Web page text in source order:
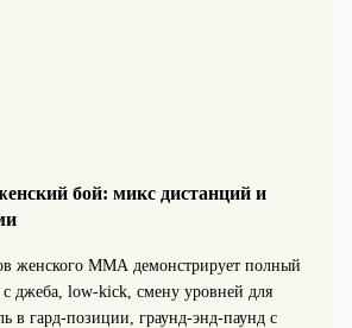
бой: микс дистанций и
женского ММА демонстрирует полный
с джеба, low-kick, смену уровней для
в гард-позиции, граунд-энд-паунд с